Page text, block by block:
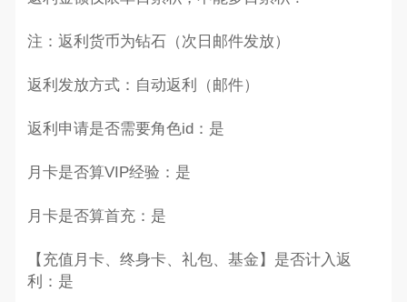
注：返利货币为钻石（次日邮件发放）
返利发放方式：自动返利（邮件）
返利申请是否需要角色id：是
月卡是否算VIP经验：是
月卡是否算首充：是
【充值月卡、终身卡、礼包、基金】是否计入返
利：是